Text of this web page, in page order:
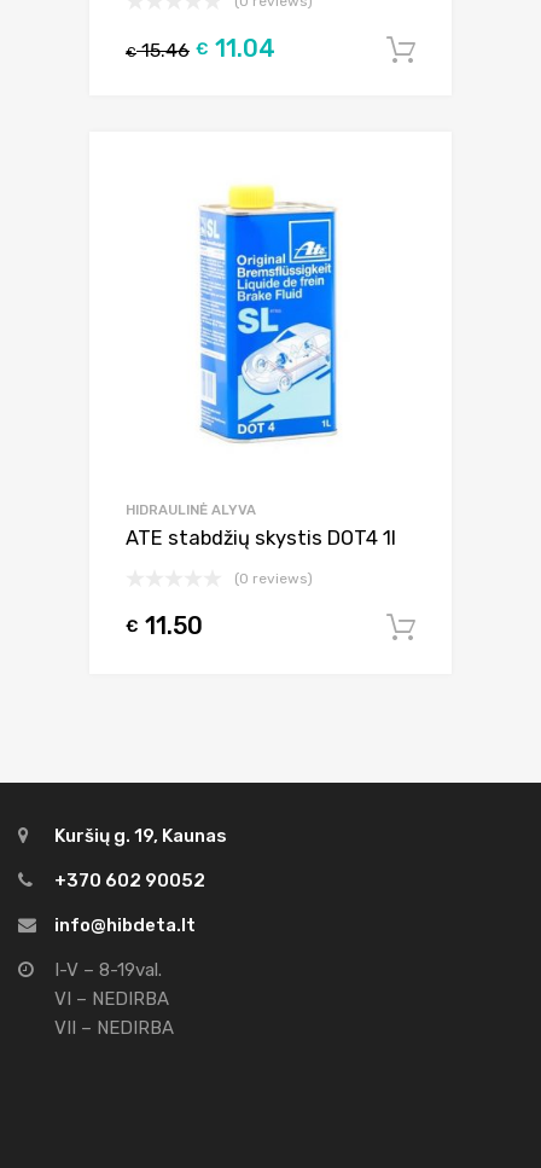
€15.46 € 11.04
HIDRAULINĖ ALYVA
ATE stabdžių skystis DOT4 1l
(0 reviews)
€ 11.50
Kuršių g. 19, Kaunas
+370 602 90052
info@hibdeta.lt
I-V – 8-19val.
VI – NEDIRBA
VII – NEDIRBA